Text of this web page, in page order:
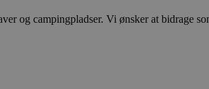
og campingpladser. Vi ønsker at bidrage